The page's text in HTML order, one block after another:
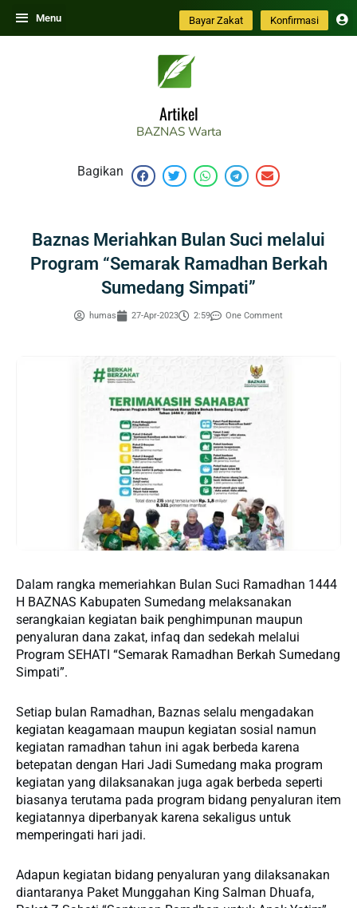
Skip
to
Menu Bayar Zakat Konfirmasi
Artikel
BAZNAS Warta
Bagikan
Baznas Meriahkan Bulan Suci melalui
Program “Semarak Ramadhan Berkah
Sumedang Simpati”
humas 27-Apr-2023 2:59 One Comment
Dalam rangka memeriahkan Bulan Suci Ramadhan 1444
H BAZNAS Kabupaten Sumedang melaksanakan
serangkaian kegiatan baik penghimpunan maupun
penyaluran dana zakat, infaq dan sedekah melalui
Program SEHATI “Semarak Ramadhan Berkah Sumedang
Simpati”.
Setiap bulan Ramadhan, Baznas selalu mengadakan
kegiatan keagamaan maupun kegiatan sosial namun
kegiatan ramadhan tahun ini agak berbeda karena
betepatan dengan Hari Jadi Sumedang maka program
kegiatan yang dilaksanakan juga agak berbeda seperti
biasanya terutama pada program bidang penyaluran item
kegiatannya diperbanyak karena sekaligus untuk
memperingati hari jadi.
Adapun kegiatan bidang penyaluran yang dilaksanakan
diantaranya Paket Munggahan King Salman Dhuafa,